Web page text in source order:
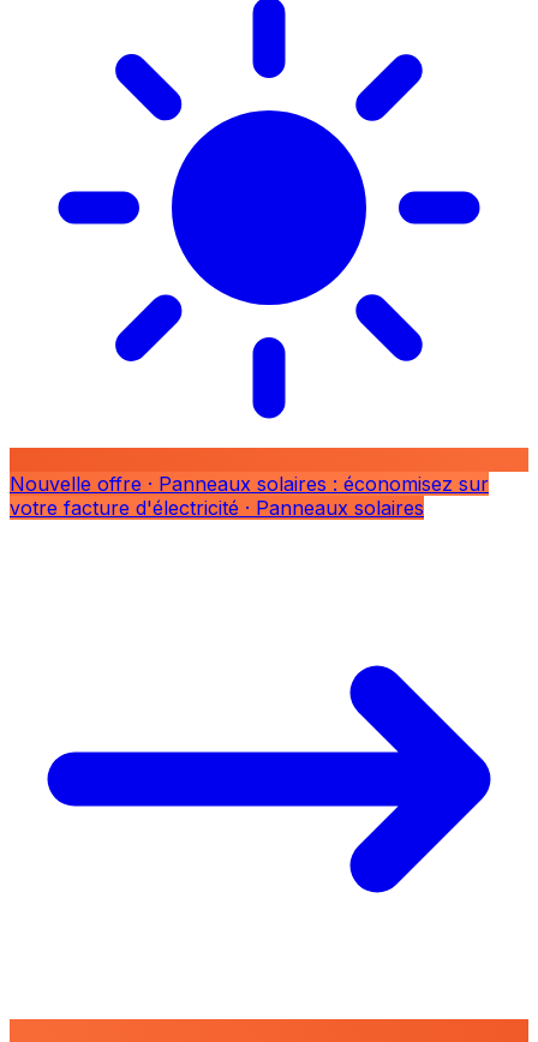
Nouvelle offre · Panneaux solaires : économisez sur
votre facture d'électricité · Panneaux solaires